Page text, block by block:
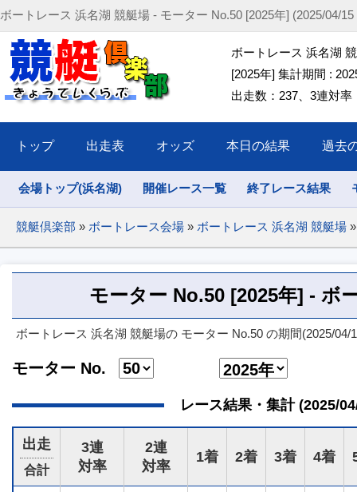
ボートレース 浜名湖 競艇場 - モーター No.50 [2025年] (2025/04/15
ボートレース 浜名湖
[2025年] 集計期間 :
出走数：237、3連対率
トップ 出走表 オッズ 本日の結果 過去
会場トップ(浜名湖) 開催レース一覧 終了レース結果
競艇倶楽部 » ボートレース会場 » ボートレース 浜名湖 競艇場 »
モーター No.50 [2025年] - ボ
ボートレース 浜名湖 競艇場の モーター No.50 の期間(2025/
モーター No.
レース結果・集計 (2025/
出走
合計
3連
対率
2連
対率
1着 2着 3着 4着